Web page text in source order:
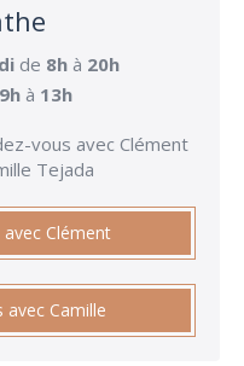
de 8h à 20h
9hà 13h
vous avec Clément
Tejada
Clément
avec Camille